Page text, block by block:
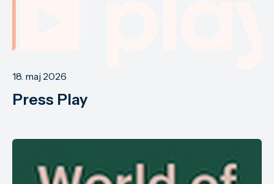
Press Play
18. maj 2026